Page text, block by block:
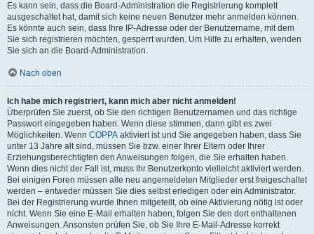
Es kann sein, dass die Board-Administration die Registrierung komplett
ausgeschaltet hat, damit sich keine neuen Benutzer mehr anmelden können.
Es könnte auch sein, dass Ihre IP-Adresse oder der Benutzername, mit dem
Sie sich registrieren möchten, gesperrt wurden. Um Hilfe zu erhalten, wenden
Sie sich an die Board-Administration.
Nach oben
Ich habe mich registriert, kann mich aber nicht anmelden!
Überprüfen Sie zuerst, ob Sie den richtigen Benutzernamen und das richtige
Passwort eingegeben haben. Wenn diese stimmen, dann gibt es zwei
Möglichkeiten. Wenn COPPA aktiviert ist und Sie angegeben haben, dass Sie
unter 13 Jahre alt sind, müssen Sie bzw. einer Ihrer Eltern oder Ihrer
Erziehungsberechtigten den Anweisungen folgen, die Sie erhalten haben.
Wenn dies nicht der Fall ist, muss Ihr Benutzerkonto vielleicht aktiviert werden.
Bei einigen Foren müssen alle neu angemeldeten Mitglieder erst freigeschaltet
werden – entweder müssen Sie dies selbst erledigen oder ein Administrator.
Bei der Registrierung wurde Ihnen mitgeteilt, ob eine Aktivierung nötig ist oder
nicht. Wenn Sie eine E-Mail erhalten haben, folgen Sie den dort enthaltenen
Anweisungen. Ansonsten prüfen Sie, ob Sie Ihre E-Mail-Adresse korrekt